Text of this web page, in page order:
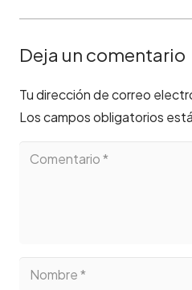
Deja un comentario
Tu dirección de correo
Los campos obligatorios